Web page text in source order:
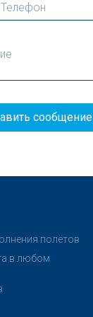
Телефон
сообщение
полётов
в любом